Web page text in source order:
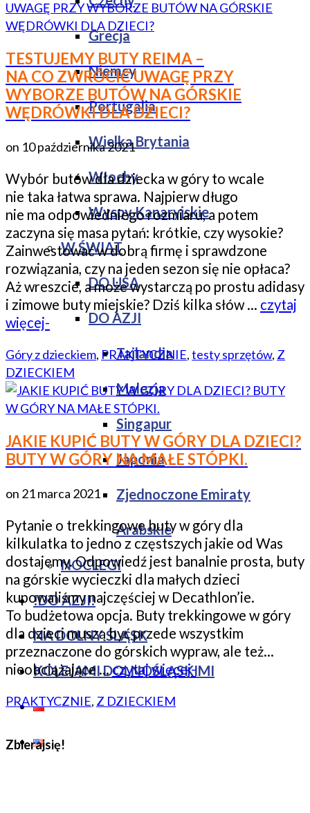
Grecja
Niemcy
Portugalia
Wielka Brytania
Włochy
Wyspy Kanaryjskie
W ŚWIAT
DO USA
DO AZJI
Tajlandia
Malezja
Singapur
Japonia
Zjednoczone Emiraty
Arabskie
NOCLEGI
!DO AZJI!
NA DOLNY ŚLĄSK
KOLEJAMI DOLNOŚLĄSKIMI
TESTUJEMY BUTY REIMA –
NA CO ZWRÓCIĆ UWAGĘ PRZY
WYBORZE BUTÓW NA GÓRSKIE
WĘDRÓWKI DLA DZIECI?
on 10 października 2021
Wybór butów dla dziecka w góry to wcale
nie taka łatwa sprawa. Najpierw długo
nie ma odpowiedniego rozmiaru, a potem
zaczyna się masa pytań: krótkie, czy wysokie?
Zainwestować w dobrą firmę i sprawdzone
rozwiązania, czy na jeden sezon się nie opłaca?
Aż wreszcie, a może wystarczą po prostu adidasy
i zimowe buty miejskie? Dziś kilka słów … czytaj
więcej-
Góry z dzieckiem, PRAKTYCZNIE,testy sprzętów, Z
DZIECKIEM
JAKIE KUPIĆ BUTY W GÓRY DLA DZIECI?
BUTY W GÓRY NA MAŁE STÓPKI.
on 21 marca 2021
Pytanie o trekkingowe buty w góry dla
kilkulatka to jedno z częstszych jakie od Was
dostajemy. Odpowiedź jest banalnie prosta, buty
na górskie wycieczki dla małych dzieci
kupowaliśmy najczęściej w Decathlon’ie.
To budżetowa opcja. Buty trekkingowe w góry
dla dzieci muszą być przede wszystkim
przeznaczone do górskich wypraw, ale też…
nieobciążające …czytaj więcej-
PRAKTYCZNIE, Z DZIECKIEM
Zbierajsię!